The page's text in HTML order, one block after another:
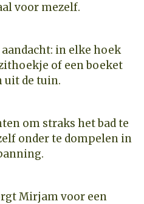
voor mezelf.
in elke hoek
of een boeket
uit de tuin.
om straks het bad te
onder te dompelen in
Mirjam voor een